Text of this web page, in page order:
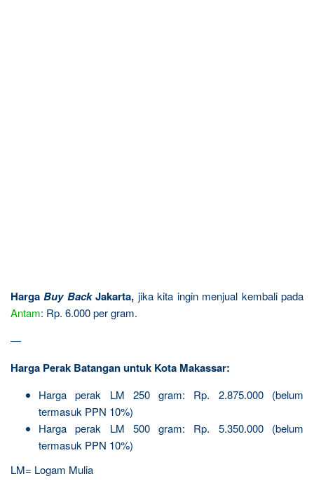
HargaBuy BackJakarta, jika kita ingin menjual kembali pada
Antam: Rp. 6.000 per gram.
—
Harga Perak Batangan untuk Kota Makassar:
Harga perak LM 250 gram: Rp. 2.875.000 (belum
termasuk PPN 10%)
Harga perak LM 500 gram: Rp. 5.350.000 (belum
termasuk PPN 10%)
LM= Logam Mulia